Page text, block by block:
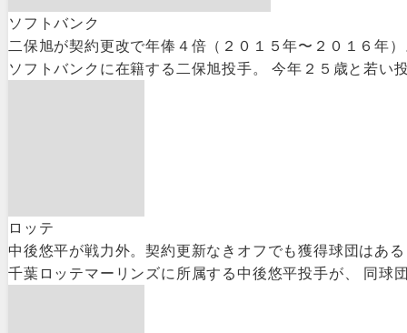
ソフトバンク
二保旭が契約更改で年俸４倍（２０１５年〜２０１６年
ソフトバンクに在籍する二保旭投手。 今年２５歳と若
ロッテ
中後悠平が戦力外。契約更新なきオフでも獲得球団はあ
千葉ロッテマーリンズに所属する中後悠平投手が、 同球